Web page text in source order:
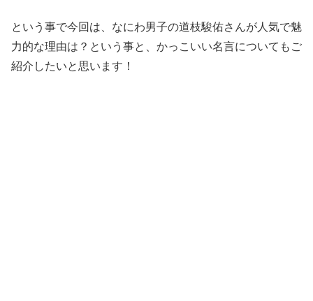
という事で今回は、なにわ男子の道枝駿佑さんが人気で魅
力的な理由は？という事と、かっこいい名言についてもご
紹介したいと思います！